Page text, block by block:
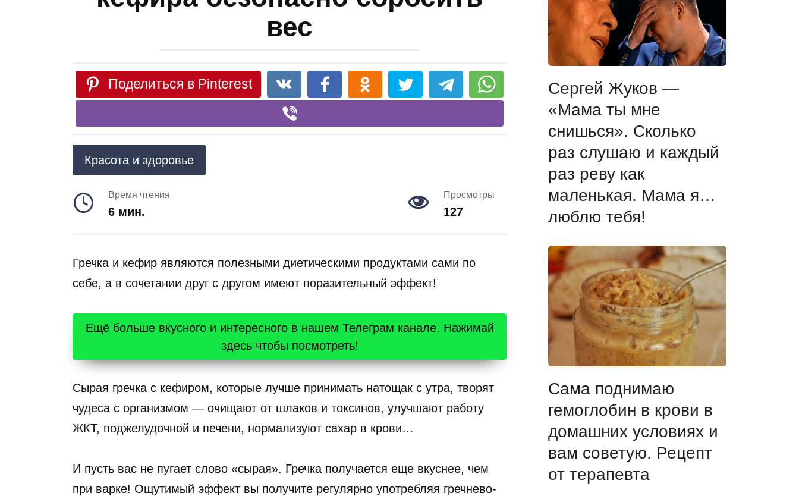
вес
Поделиться в Pinterest
Красота и здоровье
Время чтения
6 мин.
Просмотры
127
Гречка и кефир являются полезными диетическими продуктами сами по
себе, а в сочетании друг с другом имеют поразительный эффект!
Ещё больше вкусного и интересного в нашем Телеграм канале. Нажимай
здесь чтобы посмотреть!
Сырая гречка с кефиром, которые лучше принимать натощак с утра, творят
чудеса с организмом — очищают от шлаков и токсинов, улучшают работу
ЖКТ, поджелудочной и печени, нормализуют сахар в крови…
И пусть вас не пугает слово «сырая». Гречка получается еще вкуснее, чем
при варке! Ощутимый эффект вы получите регулярно употребляя гречнево-
Сергей Жуков —
«Мама ты мне
снишься». Сколько
раз слушаю и каждый
раз реву как
маленькая. Мама я…
люблю тебя!
Сама поднимаю
гемоглобин в крови в
домашних условиях и
вам советую. Рецепт
от терапевта